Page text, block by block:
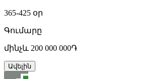
365-425 օր
Գումարը
մինչև 200 000 000֏
Ավելին